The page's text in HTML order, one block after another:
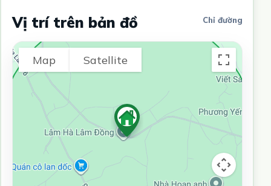
Vị trí trên bản đồ Chỉ đường
Map Satellite